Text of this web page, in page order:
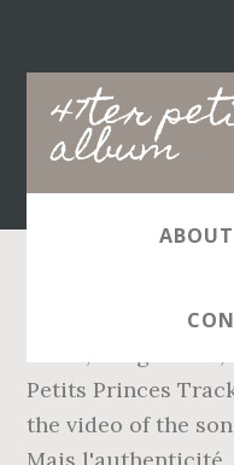
47ter
album
Main
navigation
ABOUT
Bang. 47ter; 47ter;
Petits Princes
the video of the